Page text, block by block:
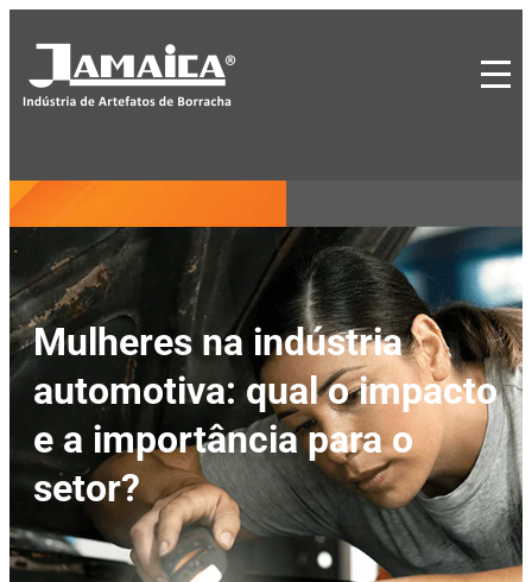
Mulheres na indústria
automotiva: qual o impacto
e a importância para o
setor?